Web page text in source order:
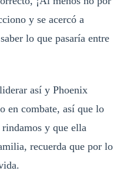
y se acercó a
lo que pasaría entre
así y Phoenix
en combate, así que lo
rindamos y que ella
recuerda que por lo